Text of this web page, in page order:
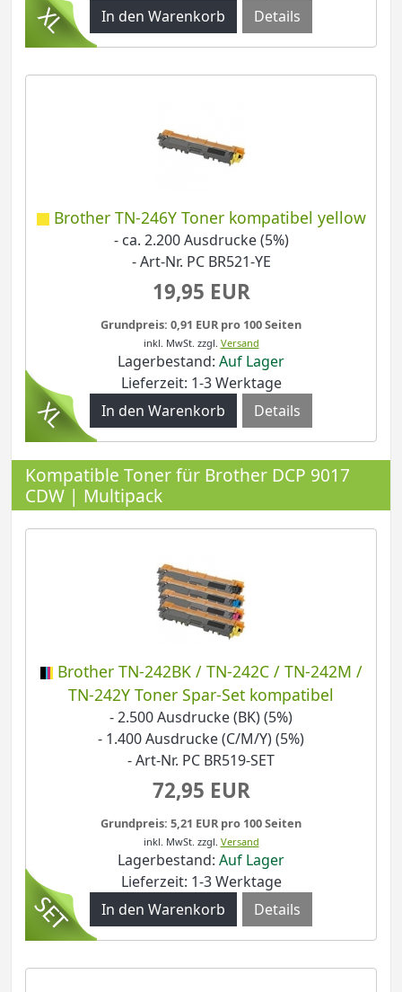
Details
Brother TN-246Y Toner kompatibel yellow
- ca. 2.200 Ausdrucke (5%)
- Art-Nr. PC BR521-YE
19,95 EUR
Grundpreis: 0,91 EUR pro 100 Seiten
inkl. MwSt. zzgl. Versand
Lagerbestand: Auf Lager
Lieferzeit: 1-3 Werktage
Details
Kompatible Toner für Brother DCP 9017
CDW | Multipack
Brother TN-242BK / TN-242C / TN-242M /
TN-242Y Toner Spar-Set kompatibel
- 2.500 Ausdrucke (BK) (5%)
- 1.400 Ausdrucke (C/M/Y) (5%)
- Art-Nr. PC BR519-SET
72,95 EUR
Grundpreis: 5,21 EUR pro 100 Seiten
inkl. MwSt. zzgl. Versand
Lagerbestand: Auf Lager
Lieferzeit: 1-3 Werktage
Details